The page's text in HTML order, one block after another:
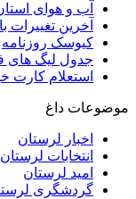
آب و هوای
آخرین تغییرات
کیوسک روزنامه
جدول لیگ های
استعلام کارت
موضوعات داغ
اخبار لرستان
انتخابات لرستان
امید لرستان
گردشگری